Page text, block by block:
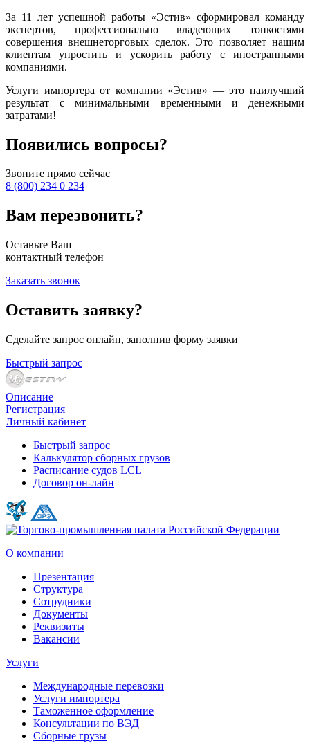
За 11 лет успешной работы «Эстив» сформировал команду
экспертов, профессионально владеющих тонкостями
совершения внешнеторговых сделок. Это позволяет нашим
клиентам упростить и ускорить работу с иностранными
компаниями.
Услуги импортера от компании «Эстив» — это наилучший
результат с минимальными временными и денежными
затратами!
Появились вопросы?
Звоните прямо сейчас
8 (800) 234 0 234
Вам перезвонить?
Оставьте Ваш
контактный телефон
Заказать звонок
Оставить заявку?
Сделайте запрос онлайн, заполнив форму заявки
Быстрый запрос
Описание
Регистрация
Личный кабинет
Быстрый запрос
Калькулятор сборных грузов
Расписание судов LCL
Договор он-лайн
О компании
Презентация
Структура
Сотрудники
Документы
Реквизиты
Вакансии
Услуги
Международные перевозки
Услуги импортера
Таможенное оформление
Консультации по ВЭД
Сборные грузы